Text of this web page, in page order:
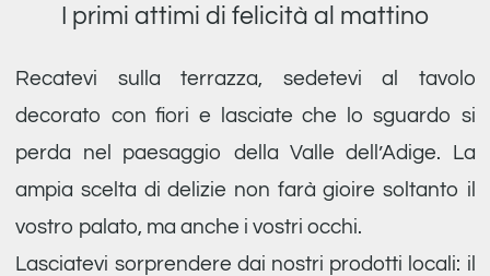
I primi attimi di felicità al mattino
Recatevi sulla terrazza, sedetevi al tavolo
decorato con fiori e lasciate che lo sguardo si
perda nel paesaggio della Valle dell’Adige. La
ampia scelta di delizie non farà gioire soltanto il
vostro palato, ma anche i vostri occhi.
Lasciatevi sorprendere dai nostri prodotti locali: il